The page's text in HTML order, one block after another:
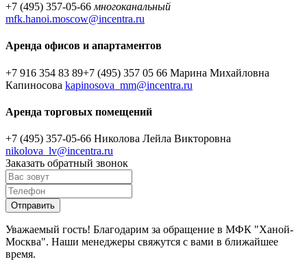
+7 (495) 357-05-66 многоканальный
mfk.hanoi.moscow@incentra.ru
Аренда офисов и апартаментов
+7 916 354 83 89+7 (495) 357 05 66 Марина Михайловна
Капиносова kapinosova_mm@incentra.ru
Аренда торговых помещений
+7 (495) 357-05-66 Николова Лейла Викторовна
nikolova_lv@incentra.ru
Заказать обратный звонок
Уважаемый гость! Благодарим за обращение в МФК "Ханой-
Москва". Наши менеджеры свяжутся с вами в ближайшее
время.